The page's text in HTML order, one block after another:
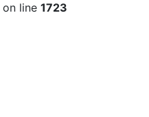
on line 1723